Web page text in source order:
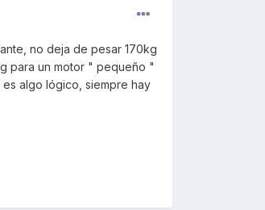
no deja de pesar 170kg
para un motor " pequeño "
algo lógico, siempre hay